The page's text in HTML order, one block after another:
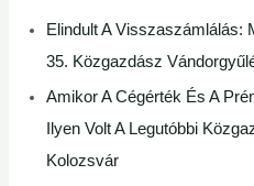
Elindult A Visszaszámlálás:
35. Közgazdász
Amikor A Cégérték És A
Ilyen Volt A Legutóbbi
Kolozsvár